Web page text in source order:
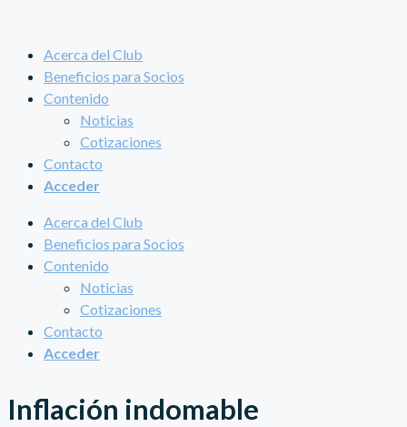
Acerca del Club
Beneficios para Socios
Contenido
Noticias
Cotizaciones
Contacto
Acceder
Acerca del Club
Beneficios para Socios
Contenido
Noticias
Cotizaciones
Contacto
Acceder
Inflación indomable